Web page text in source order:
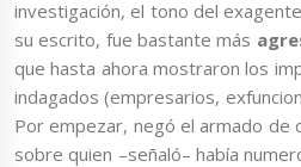
investigación, el tono del
su escrito, fue bastante más
que hasta ahora mostraron los
indagados (empresarios,
Por empezar, negó el armado de
sobre quien –señaló– había